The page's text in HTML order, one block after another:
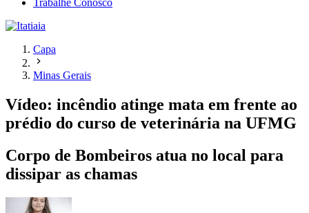
Trabalhe Conosco
Capa
Minas Gerais
Vídeo: incêndio atinge mata em frente ao
prédio do curso de veterinária na UFMG
Corpo de Bombeiros atua no local para
dissipar as chamas